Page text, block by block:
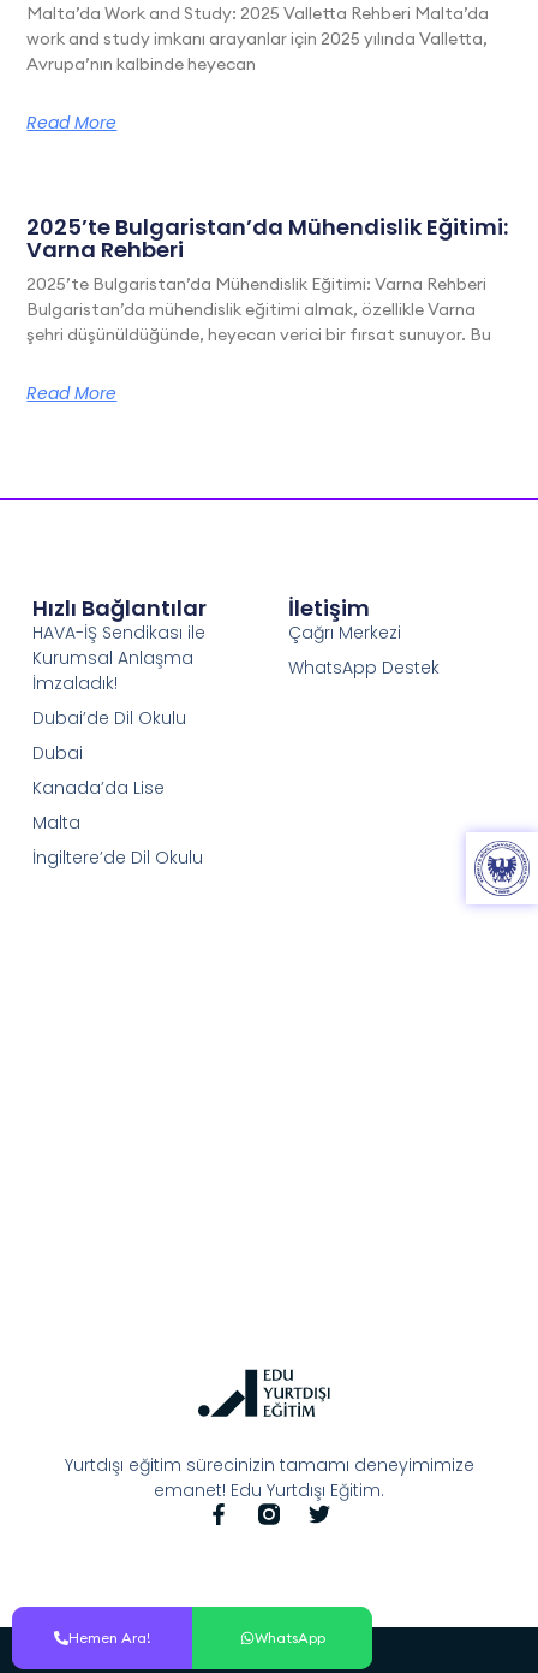
Malta’da Work and Study: 2025 Valletta Rehberi Malta’da
work and study imkanı arayanlar için 2025 yılında Valletta,
Avrupa’nın kalbinde heyecan
Read More
2025’te Bulgaristan’da Mühendislik Eğitimi:
Varna Rehberi
2025’te Bulgaristan’da Mühendislik Eğitimi: Varna Rehberi
Bulgaristan’da mühendislik eğitimi almak, özellikle Varna
şehri düşünüldüğünde, heyecan verici bir fırsat sunuyor. Bu
Read More
Hemen Ara! WhatsApp
Hemen Ara! WhatsApp
Yurtdışı eğitim sürecinizin tamamı deneyimimize
emanet! Edu Yurtdışı Eğitim.
Hızlı Bağlantılar
HAVA-İŞ Sendikası ile
Kurumsal Anlaşma
İmzaladık!
Dubai’de Dil Okulu
Dubai
Kanada’da Lise
Malta
İngiltere’de Dil Okulu
İletişim
Çağrı Merkezi
WhatsApp Destek